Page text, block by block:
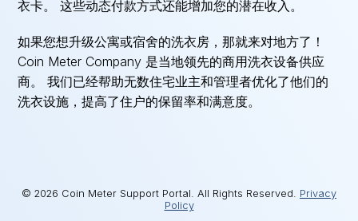
衣卡。 这些动态付款方式还能增加您的潜在收入。
如果您想升级公寓或宿舍的洗衣房，那就来对地方了！
Coin Meter Company 是当地领先的商用洗衣设备供应
商。 我们已经帮助无数住宅业主和管理者优化了他们的
洗衣设施，提高了住户的保留率和满意度。
© 2026 Coin Meter Support Portal. All Rights Reserved. Privacy
Policy